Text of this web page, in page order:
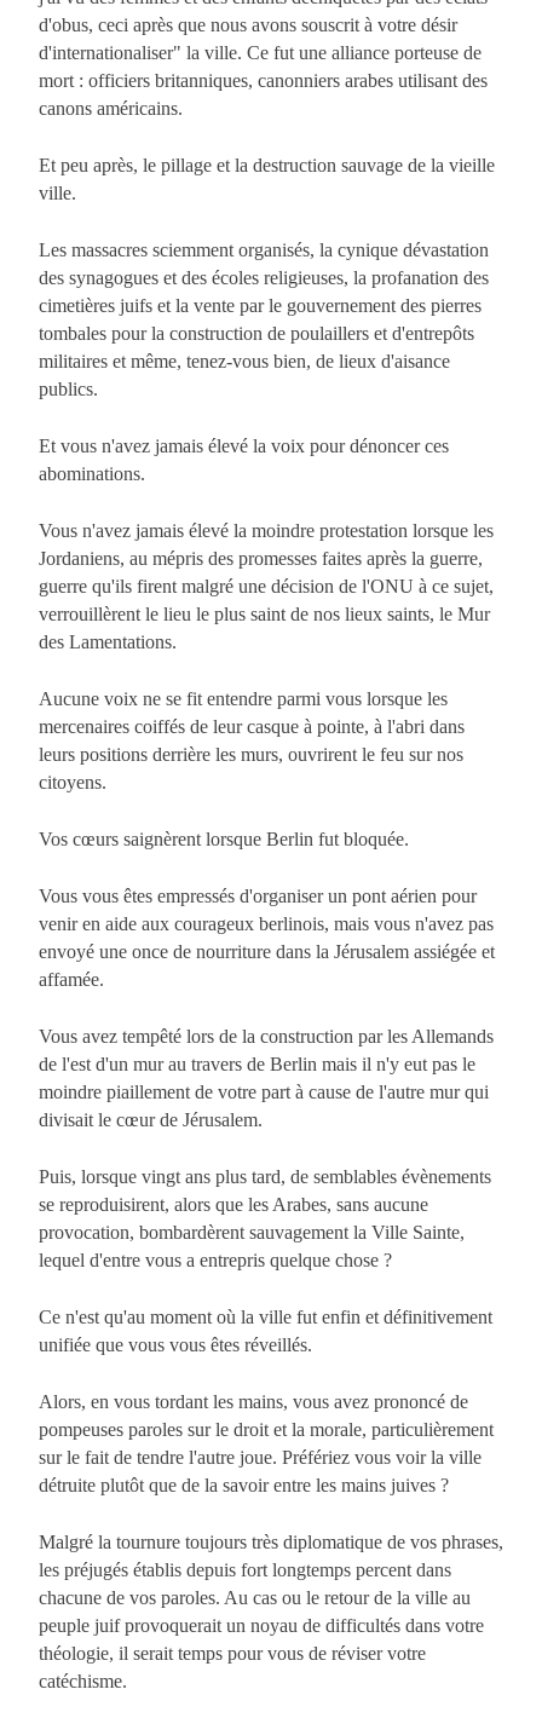
d'obus, ceci après que nous avons souscrit à votre désir
d'internationaliser" la ville. Ce fut une alliance porteuse de
mort : officiers britanniques, canonniers arabes utilisant des
canons américains.
Et peu après, le pillage et la destruction sauvage de la vieille
ville.
Les massacres sciemment organisés, la cynique dévastation
des synagogues et des écoles religieuses, la profanation des
cimetières juifs et la vente par le gouvernement des pierres
tombales pour la construction de poulaillers et d'entrepôts
militaires et même, tenez-vous bien, de lieux d'aisance
publics.
Et vous n'avez jamais élevé la voix pour dénoncer ces
abominations.
Vous n'avez jamais élevé la moindre protestation lorsque les
Jordaniens, au mépris des promesses faites après la guerre,
guerre qu'ils firent malgré une décision de l'ONU à ce sujet,
verrouillèrent le lieu le plus saint de nos lieux saints, le Mur
des Lamentations.
Aucune voix ne se fit entendre parmi vous lorsque les
mercenaires coiffés de leur casque à pointe, à l'abri dans
leurs positions derrière les murs, ouvrirent le feu sur nos
citoyens.
Vos cœurs saignèrent lorsque Berlin fut bloquée.
Vous vous êtes empressés d'organiser un pont aérien pour
venir en aide aux courageux berlinois, mais vous n'avez pas
envoyé une once de nourriture dans la Jérusalem assiégée et
affamée.
Vous avez tempêté lors de la construction par les Allemands
de l'est d'un mur au travers de Berlin mais il n'y eut pas le
moindre piaillement de votre part à cause de l'autre mur qui
divisait le cœur de Jérusalem.
Puis, lorsque vingt ans plus tard, de semblables évènements
se reproduisirent, alors que les Arabes, sans aucune
provocation, bombardèrent sauvagement la Ville Sainte,
lequel d'entre vous a entrepris quelque chose ?
Ce n'est qu'au moment où la ville fut enfin et définitivement
unifiée que vous vous êtes réveillés.
Alors, en vous tordant les mains, vous avez prononcé de
pompeuses paroles sur le droit et la morale, particulièrement
sur le fait de tendre l'autre joue. Préfériez vous voir la ville
détruite plutôt que de la savoir entre les mains juives ?
Malgré la tournure toujours très diplomatique de vos phrases,
les préjugés établis depuis fort longtemps percent dans
chacune de vos paroles. Au cas ou le retour de la ville au
peuple juif provoquerait un noyau de difficultés dans votre
théologie, il serait temps pour vous de réviser votre
catéchisme.